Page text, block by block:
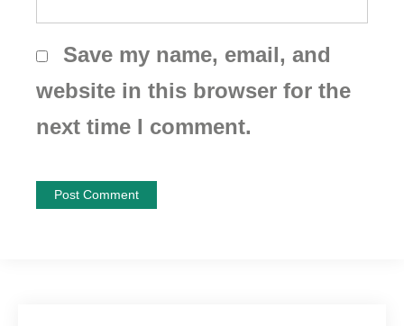
Save my name, email, and
website in this browser for the
next time I comment.